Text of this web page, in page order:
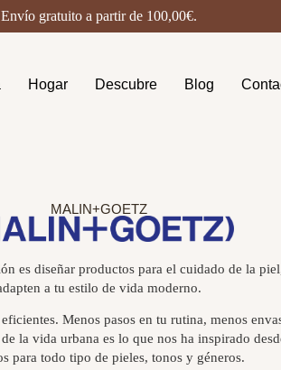
Hogar Descubre Blog
MALIN+GOETZ
diseñar productos para el cuidado de la
a tu estilo de vida moderno.
Menos pasos en tu rutina, menos
la vida urbana es lo que nos ha inspirado
para todo tipo de pieles, tonos y géneros.
Envío gratuito a partir de 100,00€.